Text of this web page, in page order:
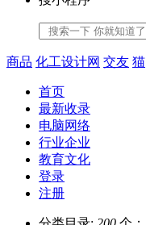
商品 化工设计网 交友 猫
首页
最新收录
电脑网络
行业企业
教育文化
登录
注册